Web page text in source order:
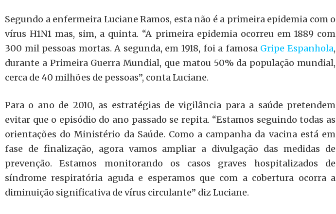
Segundo a enfermeira Luciane Ramos, esta não é a primeira epidemia com o
vírus H1N1 mas, sim, a quinta. “A primeira epidemia ocorreu em 1889 com
300 mil pessoas mortas. A segunda, em 1918, foi a famosa Gripe Espanhola,
durante a Primeira Guerra Mundial, que matou 50% da população mundial,
cerca de 40 milhões de pessoas”, conta Luciane.
Para o ano de 2010, as estratégias de vigilância para a saúde pretendem
evitar que o episódio do ano passado se repita. “Estamos seguindo todas as
orientações do Ministério da Saúde. Como a campanha da vacina está em
fase de finalização, agora vamos ampliar a divulgação das medidas de
prevenção. Estamos monitorando os casos graves hospitalizados de
síndrome respiratória aguda e esperamos que com a cobertura ocorra a
diminuição significativa de vírus circulante” diz Luciane.